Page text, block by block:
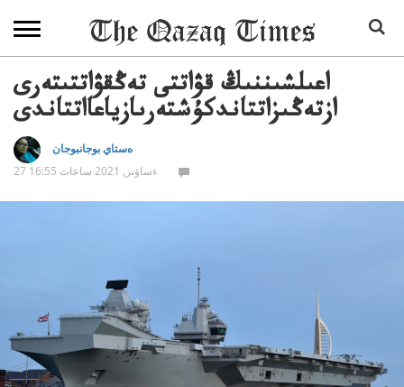
اعىلشىننىڭ قۋاتتى تەڭقۋاتتىتەرى
ازتەڭىزاتتاندكۇشتەرىازياعااتتاندى
ەستاي بوجانبوجان
27 ءساۋىر, 2021 ساعات 16:55